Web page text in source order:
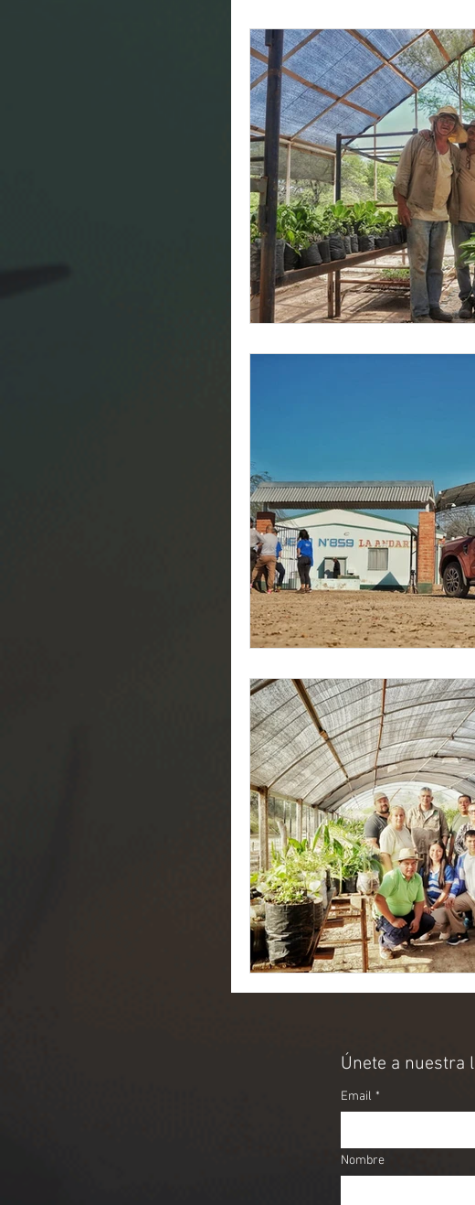
Únete a nuestra
Email *
Nombre